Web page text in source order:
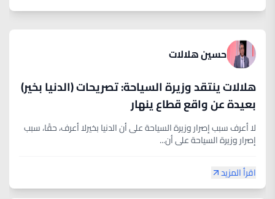
حسين هلالات
هلالات ينتقد وزيرة السياحة: تصريحات (الدنيا بخير)
بعيدة عن واقع قطاع ينهار
لا أعرف سبب إصرار وزيرة السياحة على أن الدنيا بخيرلا أعرف، حقًا، سبب
إصرار وزيرة السياحة على أن...
اقرأ المزيد